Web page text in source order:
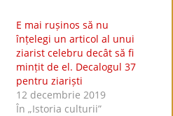
E mai rușinos să nu
înțelegi un articol al unui
ziarist celebru decât să fi
mințit de el. Decalogul 37
pentru ziariști
12 decembrie 2019
În „Istoria culturii”